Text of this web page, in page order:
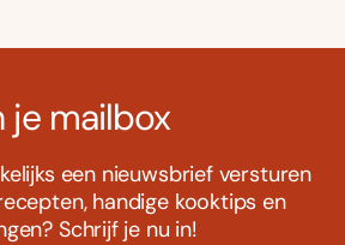
je mailbox
een nieuwsbrief versturen
handige kooktips en
Schrijf je nu in!